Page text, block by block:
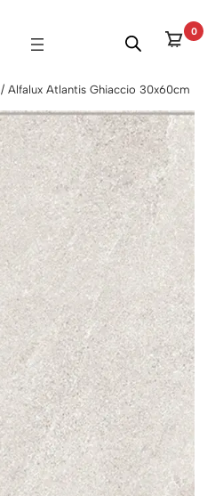
0
/ Alfalux Atlantis Ghiaccio 30x60cm